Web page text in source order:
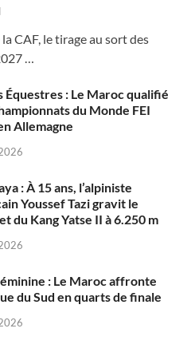
CAF, le tirage au sort des
…
Équestres : Le Maroc qualifié
du Monde FEI
Allemagne
: À 15 ans, l’alpiniste
Youssef Tazi gravit le
du Kang Yatse II à 6.250 m
: Le Maroc affronte
du Sud en quarts de finale